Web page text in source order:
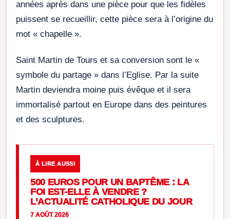
années après dans une pièce pour que les fidèles
puissent se recueillir, cette pièce sera à l’origine du
mot « chapelle ».
Saint Martin de Tours et sa conversion sont le «
symbole du partage » dans l’Eglise. Par la suite
Martin deviendra moine puis évêque et il sera
immortalisé partout en Europe dans des peintures
et des sculptures.
À LIRE AUSSI
500 EUROS POUR UN BAPTÊME : LA
FOI EST-ELLE À VENDRE ?
L’ACTUALITÉ CATHOLIQUE DU JOUR
7 AOÛT 2026